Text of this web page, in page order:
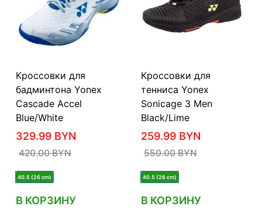
Кроссовки для
бадминтона Yonex
Cascade Accel
Blue/White
329.99 BYN
420.00BYN
40.5 (26 cm)
В КОРЗИНУ
Кроссовки для
тенниса Yonex
Sonicage 3 Men
Black/Lime
259.99 BYN
550.00BYN
40.5 (26 cm)
В КОРЗИНУ